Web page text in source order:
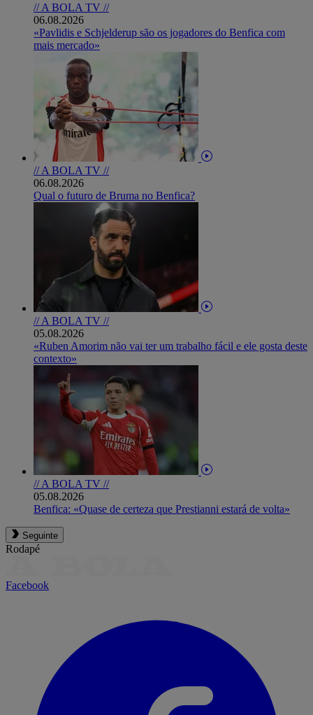
// A BOLA TV //
06.08.2026
«Pavlidis e Schjelderup são os jogadores do Benfica com
mais mercado»
// A BOLA TV //
06.08.2026
Qual o futuro de Bruma no Benfica?
// A BOLA TV //
05.08.2026
«Ruben Amorim não vai ter um trabalho fácil e ele gosta deste
contexto»
// A BOLA TV //
05.08.2026
Benfica: «Quase de certeza que Prestianni estará de volta»
Seguinte
Rodapé
Facebook